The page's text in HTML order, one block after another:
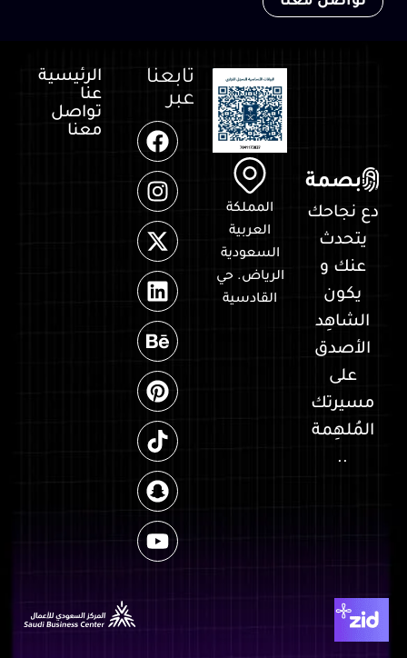
بصمة
دع نجاحك
يتحدث
عنك و
يكون
الشاهِد
الأصدق
على
مسيرتك
المُلهِمة
..
الرئيسية
عنا
تواصل
معنا
تابعنا
عبر
المملكة
العربية
السعودية
الرياض. حي
القادسية